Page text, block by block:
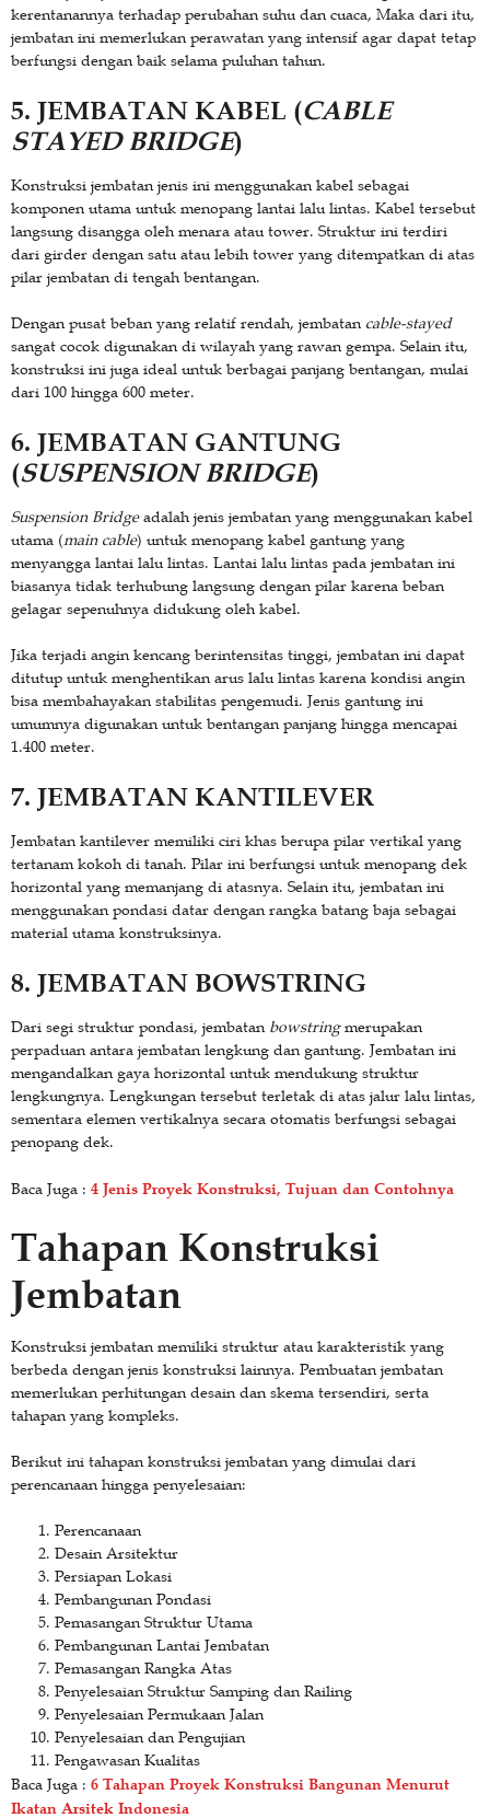
kerentanannya terhadap perubahan suhu dan cuaca, Maka dari itu,
jembatan ini memerlukan perawatan yang intensif agar dapat tetap
berfungsi dengan baik selama puluhan tahun.
5. JEMBATAN KABEL (CABLE
STAYED BRIDGE)
Konstruksi jembatan jenis ini menggunakan kabel sebagai
komponen utama untuk menopang lantai lalu lintas. Kabel tersebut
langsung disangga oleh menara atau tower. Struktur ini terdiri
dari girder dengan satu atau lebih tower yang ditempatkan di atas
pilar jembatan di tengah bentangan.
Dengan pusat beban yang relatif rendah, jembatan cable-stayed
sangat cocok digunakan di wilayah yang rawan gempa. Selain itu,
konstruksi ini juga ideal untuk berbagai panjang bentangan, mulai
dari 100 hingga 600 meter.
6. JEMBATAN GANTUNG
(SUSPENSION BRIDGE)
Suspension Bridgeadalah jenis jembatan yang menggunakan kabel
utama (main cable) untuk menopang kabel gantung yang
menyangga lantai lalu lintas. Lantai lalu lintas pada jembatan ini
biasanya tidak terhubung langsung dengan pilar karena beban
gelagar sepenuhnya didukung oleh kabel.
Jika terjadi angin kencang berintensitas tinggi, jembatan ini dapat
ditutup untuk menghentikan arus lalu lintas karena kondisi angin
bisa membahayakan stabilitas pengemudi. Jenis gantung ini
umumnya digunakan untuk bentangan panjang hingga mencapai
1.400 meter.
7. JEMBATAN KANTILEVER
Jembatan kantilever memiliki ciri khas berupa pilar vertikal yang
tertanam kokoh di tanah. Pilar ini berfungsi untuk menopang dek
horizontal yang memanjang di atasnya. Selain itu, jembatan ini
menggunakan pondasi datar dengan rangka batang baja sebagai
material utama konstruksinya.
8. JEMBATAN BOWSTRING
Dari segi struktur pondasi, jembatan bowstringmerupakan
perpaduan antara jembatan lengkung dan gantung. Jembatan ini
mengandalkan gaya horizontal untuk mendukung struktur
lengkungnya. Lengkungan tersebut terletak di atas jalur lalu lintas,
sementara elemen vertikalnya secara otomatis berfungsi sebagai
penopang dek.
Baca Juga : 4 Jenis Proyek Konstruksi, Tujuan dan Contohnya
Tahapan Konstruksi
Jembatan
Konstruksi jembatan memiliki struktur atau karakteristik yang
berbeda dengan jenis konstruksi lainnya. Pembuatan jembatan
memerlukan perhitungan desain dan skema tersendiri, serta
tahapan yang kompleks.
Berikut ini tahapan konstruksi jembatan yang dimulai dari
perencanaan hingga penyelesaian:
Perencanaan
Desain Arsitektur
Persiapan Lokasi
Pembangunan Pondasi
Pemasangan Struktur Utama
Pembangunan Lantai Jembatan
Pemasangan Rangka Atas
Penyelesaian Struktur Samping dan Railing
Penyelesaian Permukaan Jalan
Penyelesaian dan Pengujian
Pengawasan Kualitas
Baca Juga : 6 Tahapan Proyek Konstruksi Bangunan Menurut
Ikatan Arsitek Indonesia